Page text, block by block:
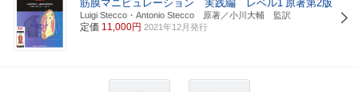
筋膜マニピュレーション 実践編 レベル1 原著第2版
Luigi Stecco・Antonio Stecco 原著／小川大輔 監訳
定価 11,000円 2021年12月発行